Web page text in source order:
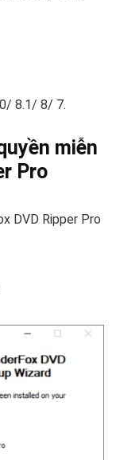
8.1/ 8/ 7.
miễn
Pro
DVD Ripper Pro